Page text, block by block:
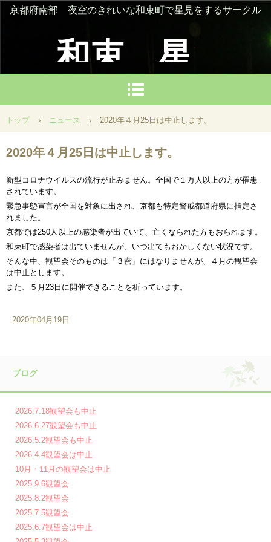
和束 星
を楽しむ
会
京都府南部 夜空のきれいな和束町で星見をするサークル
トップ › ニュース › 2020年４月25日は中止します。
2020年４月25日は中止します。
新型コロナウイルスの流行が止みません。全国で１万人以上の方が罹患
されています。
緊急事態宣言が全国を対象に出され、京都も特定警戒都道府県に指定さ
れました。
京都では250人以上の感染者が出ていて、亡くなられた方もおられます。
和束町で感染者は出ていませんが、いつ出てもおかしくない状況です。
そんな中、観望会そのものは「３密」にはなりませんが、４月の観望会
は中止とします。
また、５月23日に開催できることを祈っています。
2020年04月19日
ブログ
2026.7.18観望会も中止
2026.6.27観望会も中止
2026.5.2観望会も中止
2026.4.4観望会は中止
10月・11月の観望会は中止
2025.9.6観望会
2025.8.2観望会
2025.7.5観望会
2025.6.7観望会は中止